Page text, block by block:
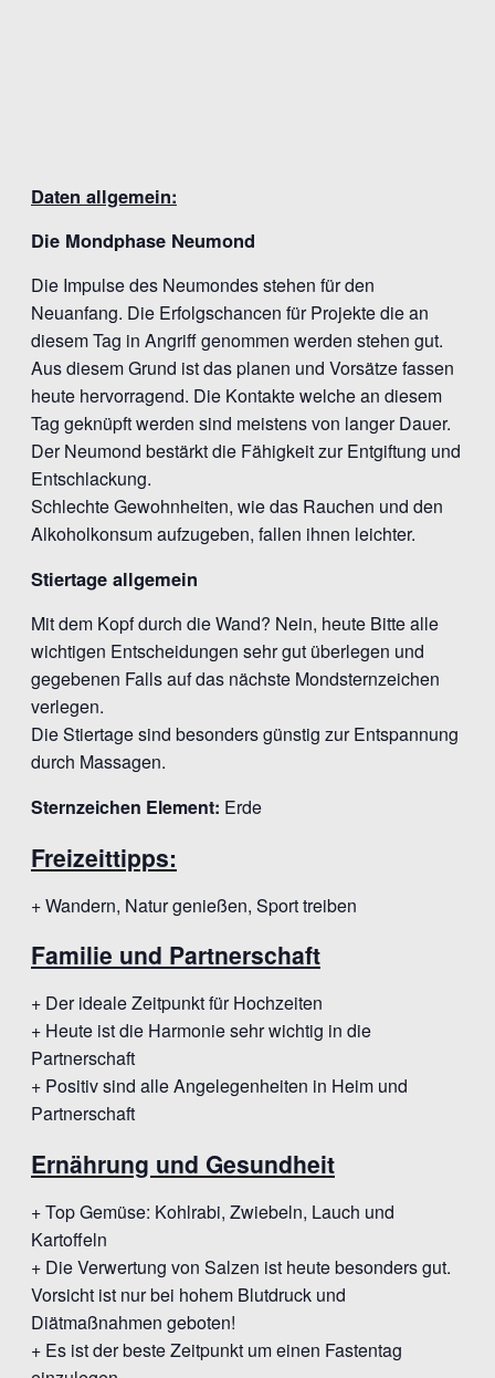
Daten allgemein:
Die Mondphase Neumond
Die Impulse des Neumondes stehen für den
Neuanfang. Die Erfolgschancen für Projekte die an
diesem Tag in Angriff genommen werden stehen gut.
Aus diesem Grund ist das planen und Vorsätze fassen
heute hervorragend. Die Kontakte welche an diesem
Tag geknüpft werden sind meistens von langer Dauer.
Der Neumond bestärkt die Fähigkeit zur Entgiftung und
Entschlackung.
Schlechte Gewohnheiten, wie das Rauchen und den
Alkoholkonsum aufzugeben, fallen ihnen leichter.
Stiertage allgemein
Mit dem Kopf durch die Wand? Nein, heute Bitte alle
wichtigen Entscheidungen sehr gut überlegen und
gegebenen Falls auf das nächste Mondsternzeichen
verlegen.
Die Stiertage sind besonders günstig zur Entspannung
durch Massagen.
Sternzeichen Element: Erde
Freizeittipps:
+ Wandern, Natur genießen, Sport treiben
Familie und Partnerschaft
+ Der ideale Zeitpunkt für Hochzeiten
+ Heute ist die Harmonie sehr wichtig in die
Partnerschaft
+ Positiv sind alle Angelegenheiten in Heim und
Partnerschaft
Ernährung und Gesundheit
+ Top Gemüse: Kohlrabi, Zwiebeln, Lauch und
Kartoffeln
+ Die Verwertung von Salzen ist heute besonders gut.
Vorsicht ist nur bei hohem Blutdruck und
Diätmaßnahmen geboten!
+ Es ist der beste Zeitpunkt um einen Fastentag